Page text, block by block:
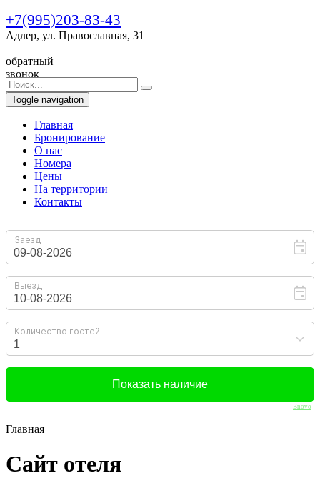
+7(995)203-83-43
Адлер, ул. Православная, 31
обратный
звонок
Toggle navigation
Главная
Бронирование
O нас
Номера
Цены
На территории
Контакты
Bnovo
Главная
Сайт отеля